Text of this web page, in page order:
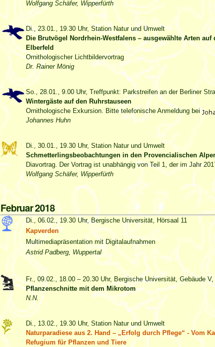
Wolfgang Schäfer, Wipperfürth
Di., 23.01., 19.30 Uhr, Station Natur und Umwelt
Die Brutvögel Nordrhein-Westfalens – ausgewählte Arten
Elberfeld
Ornithologischer Lichtbildervortrag
Dr. Rainer Mönig
So., 28.01., 9.00 Uhr, Treffpunkt: Parkstreifen an der Berliner
Wintergäste auf den Ruhrstauseen
Ornithologische Exkursion. Bitte telefonische Anmeldung bei
Johannes Huhn
Di., 30.01., 19.30 Uhr, Station Natur und Umwelt
Schmetterlingsbeobachtungen in den Provencialischen
Diavortrag. Der Vortrag ist unabhängig von Teil 1, der im Jahr
Wolfgang Schäfer, Wipperfürth
Februar 2018
Di., 06.02., 19.30 Uhr, Bergische Universität, Hörsaal 11
Kapverden
Multimediapräsentation mit Digitalaufnahmen
Astrid Padberg, Wuppertal
Fr., 09.02., 18.00 – 20.30 Uhr, Bergische Universität, Gebäude
Pflanzenschnitte mit dem Mikrotom
N.N.
Di., 13.02., 19.30 Uhr, Station Natur und Umwelt
Naturparadiese aus 2. Hand – „Erfolg durch Pflege“ - Vom
Refugium für Pflanzen und Tiere